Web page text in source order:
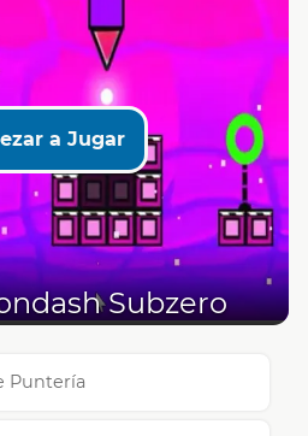
a Jugar
Subzero
Puntería